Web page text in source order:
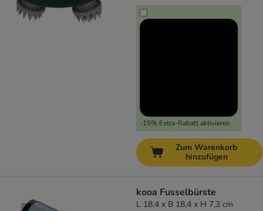
-15% Extra-Rabatt aktivieren
Zum Warenkorb
hinzufügen
kooa Fusselbürste
L 18,4 x B 18,4 x H 7,3 cm